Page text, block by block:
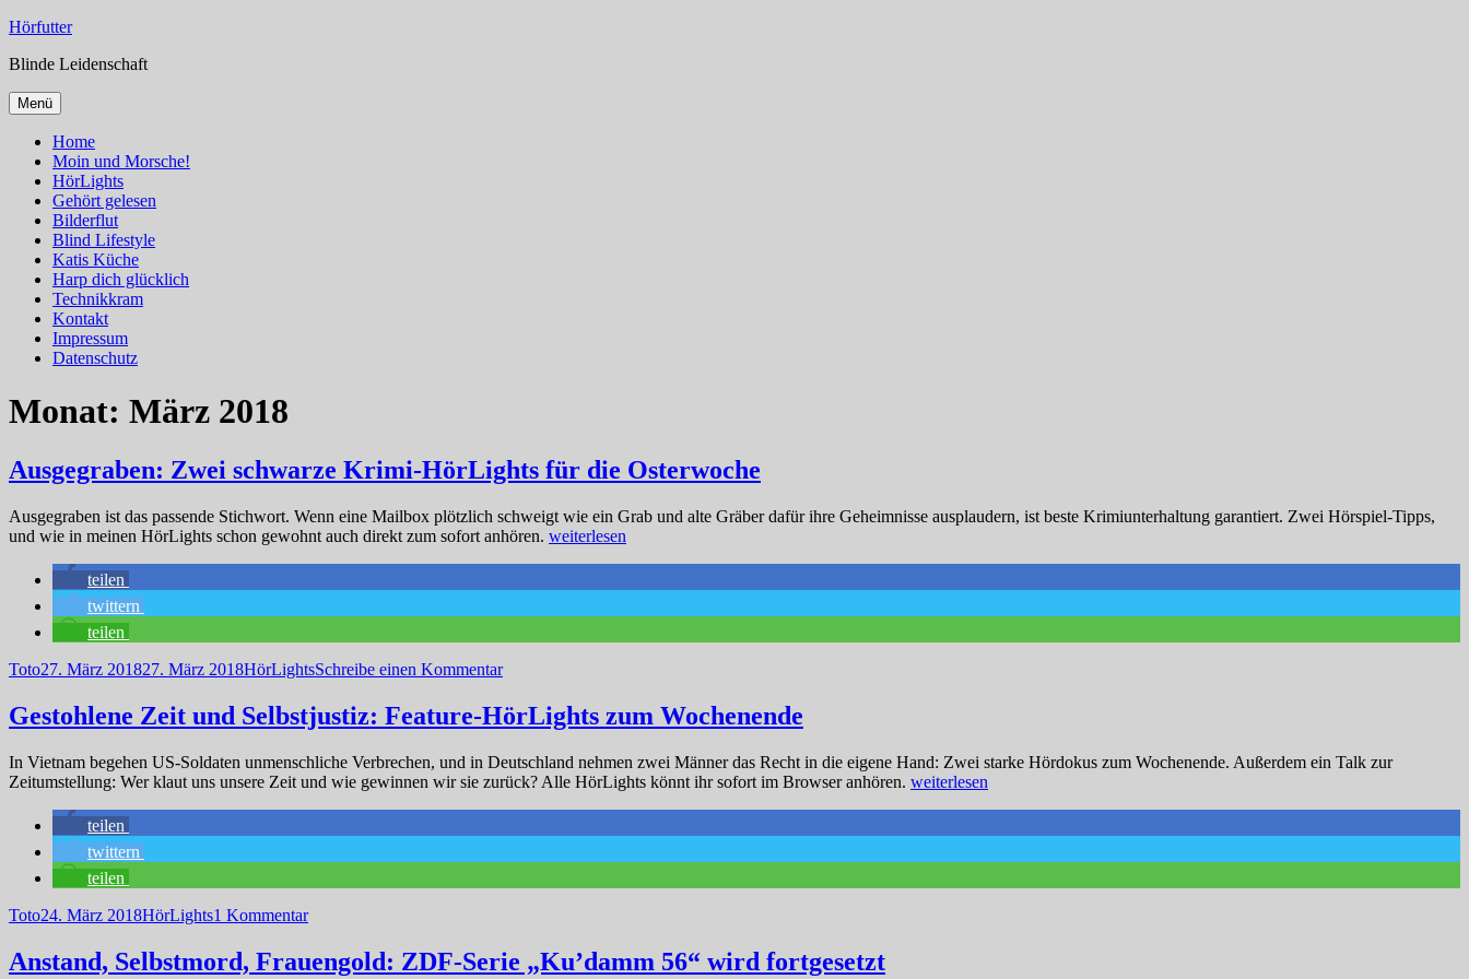
Zum
springen
Hörfutter
Blinde Leidenschaft
Menü
Home
Moin und Morsche!
HörLights
Gehört gelesen
Bilderflut
Blind Lifestyle
Katis Küche
Harp dich glücklich
Technikkram
Kontakt
Impressum
Datenschutz
Monat: März 2018
Ausgegraben: Zwei schwarze Krimi-HörLights für die Osterwoche
Ausgegraben ist das passende Stichwort. Wenn eine Mailbox plötzlich schweigt wie ein Grab und alte Gräber dafür ihre Geheimnisse ausplaudern, ist beste Krimiunterhaltung garantiert. Zwei Hörspiel-Tipps,
und wie in meinen HörLights schon gewohnt auch direkt zum sofort anhören. „Ausgegraben:
Krimi-
HörLights
weiterlesen
teilen
twittern
teilen
Autor
TotoVeröffentlicht
27. März 201827. März 2018Kategorien
HörLightsSchreibe einen Kommentarzu
Zwei
schwarze
HörLights
für
die
Gestohlene Zeit und Selbstjustiz: Feature-HörLights zum Wochenende
In Vietnam begehen US-Soldaten unmenschliche Verbrechen, und in Deutschland nehmen zwei Männer das Recht in die eigene Hand: Zwei starke Hördokus zum Wochenende. Außerdem ein Talk zur
Zeitumstellung: Wer klaut uns unsere Zeit und wie gewinnen wir sie zurück? Alle HörLights könnt ihr sofort im Browser anhören. „Gestohlene
Selbstjustiz:
Feature-
weiterlesen
teilen
twittern
teilen
Autor
TotoVeröffentlicht
24. März 2018Kategorien
HörLights1 Kommentarzu
und
Anstand, Selbstmord, Frauengold: ZDF-Serie „Ku’damm 56“ wird fortgesetzt